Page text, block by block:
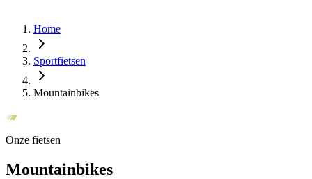
Home
Sportfietsen
Mountainbikes
Onze fietsen
Mountainbikes